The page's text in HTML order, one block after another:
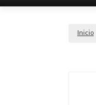
al
Inicio